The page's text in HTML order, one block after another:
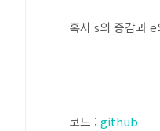
혹시 s의 증감과
코드 : github